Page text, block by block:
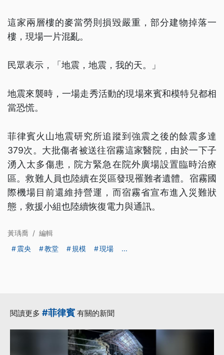
這家兩層樓的麥當勞則損毀嚴重，部分建物掉落一
樓，現場一片混亂。
民眾表示，「地震，地震，我的天。」
地震來襲時，一場走秀活動的現場來賓和模特兒都相
當恐慌。
菲律賓火山地震研究所追蹤到強震之後的餘震多達
379次。大批傷者被送往宿霧這家醫院，由於一下子
湧入太多傷患，院方緊急在院外廣場設置臨時治療
區。救難人員也陸續在災區發現罹難者遺體。宿霧國
際機場目前還維持營運，而宿霧省宣布進入災難狀
態，救援小組也陸續恢復電力與通訊。
黃瑀喬 / 編輯
震央
教堂 規模 現場 ...
閱讀更多 #菲律賓 有關的新聞